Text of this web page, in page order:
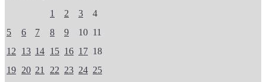
1 2 3
4
5
6 7 8 9 10 11
12
13 14 15 16 17 18
19 20 21 22 23 24 25